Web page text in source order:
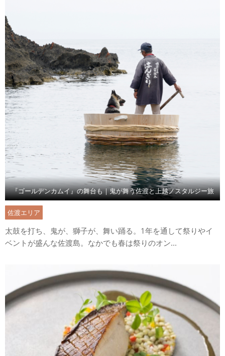
『ゴールデンカムイ』の舞台も｜鬼が舞う佐渡と上越ノスタルジー旅
佐渡エリア
太鼓を打ち、鬼が、獅子が、舞い踊る。1年を通して祭りやイ
ベントが盛んな佐渡島。なかでも春は祭りのオン...